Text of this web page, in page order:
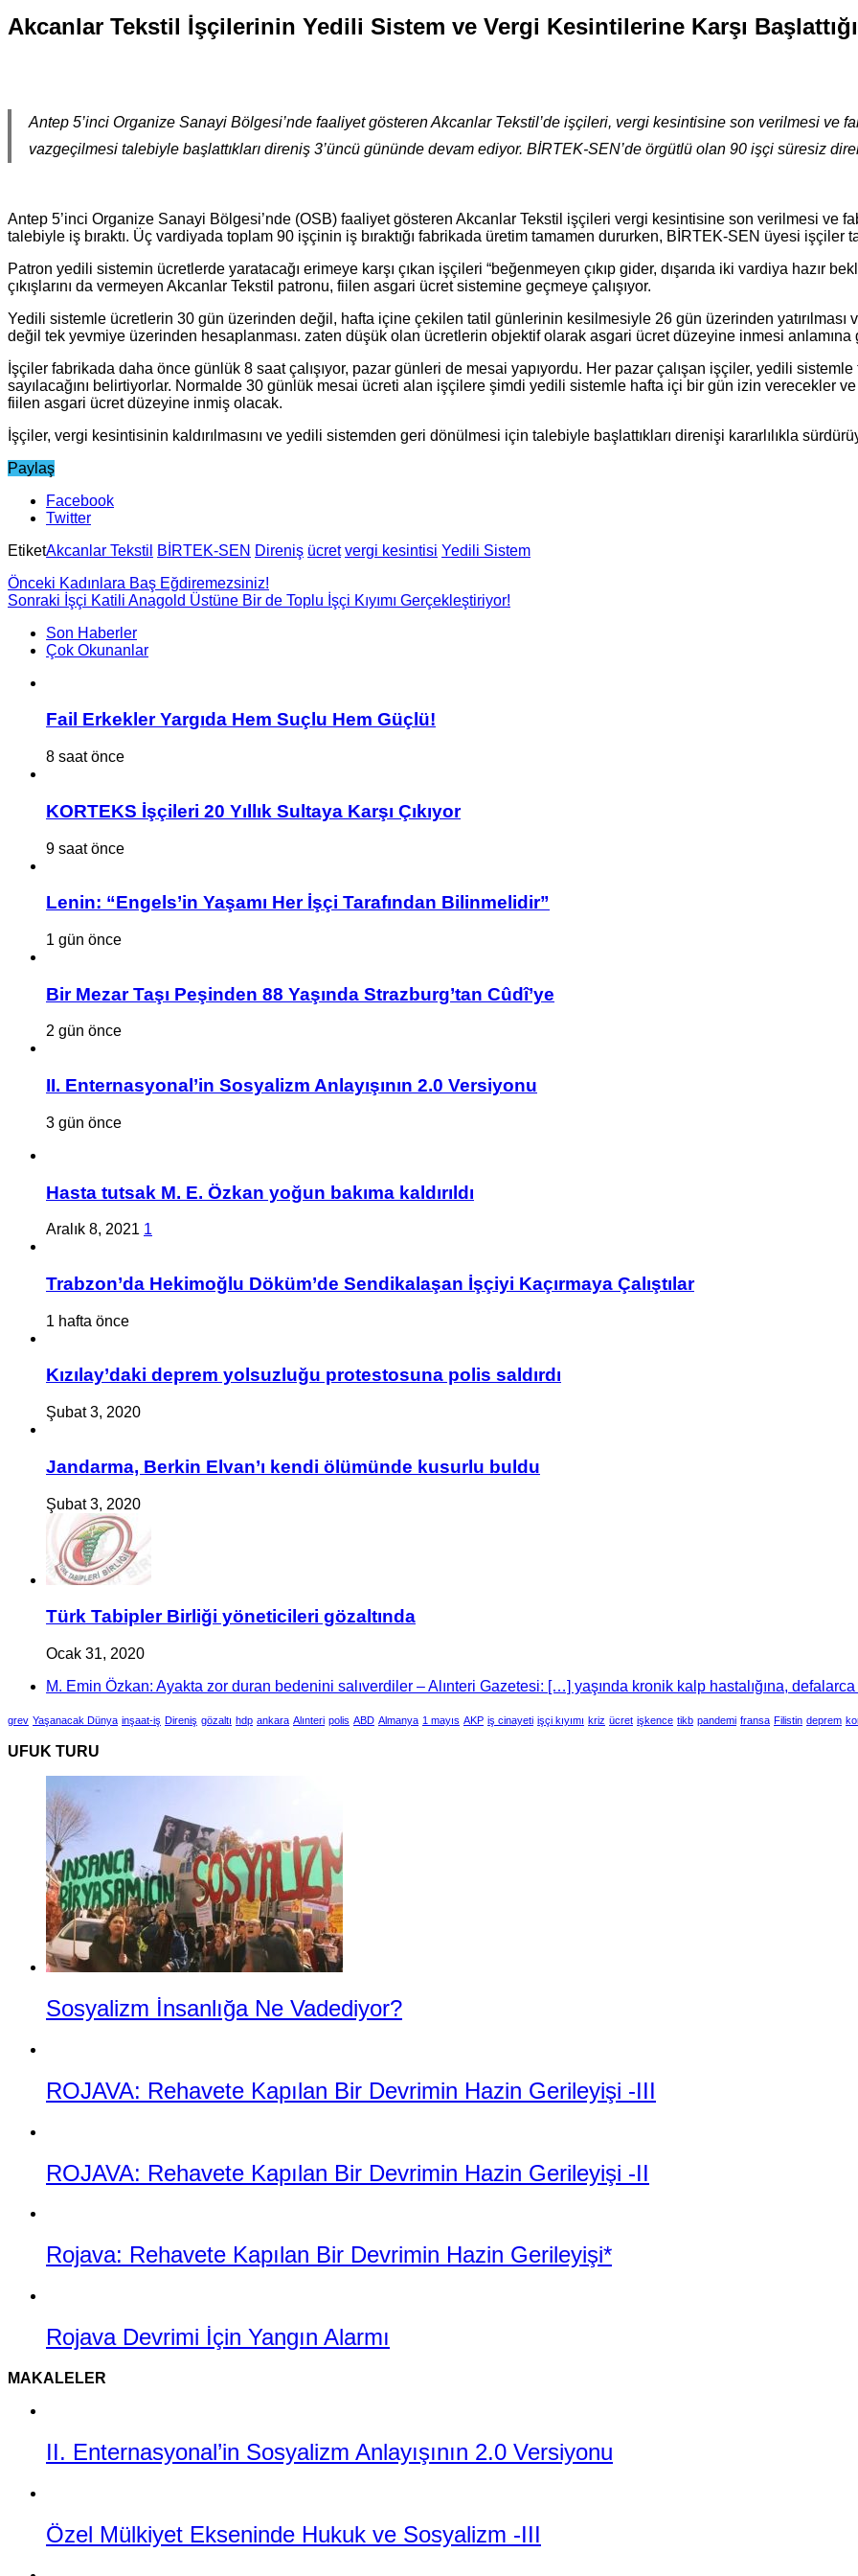
Akcanlar Tekstil İşçilerinin Yedili Sistem ve Vergi Kesintilerine Karşı
Antep 5’inci Organize Sanayi Bölgesi’nde faaliyet gösteren Akcanlar Tekstil’de işçileri, vergi kesintisine son verilmesi ve
vazgeçilmesi talebiyle başlattıkları direniş 3’üncü gününde devam ediyor. BİRTEK-SEN’de örgütlü olan 90 işçi süresiz
Antep 5’inci Organize Sanayi Bölgesi’nde (OSB) faaliyet gösteren Akcanlar Tekstil işçileri vergi kesintisine son verilmesi ve
talebiyle iş bıraktı. Üç vardiyada toplam 90 işçinin iş bıraktığı fabrikada üretim tamamen dururken, BİRTEK-SEN üyesi
Patron yedili sistemin ücretlerde yaratacağı erimeye karşı çıkan işçileri “beğenmeyen çıkıp gider, dışarıda iki vardiya hazır
çıkışlarını da vermeyen Akcanlar Tekstil patronu, fiilen asgari ücret sistemine geçmeye çalışıyor.
Yedili sistemle ücretlerin 30 gün üzerinden değil, hafta içine çekilen tatil günlerinin kesilmesiyle 26 gün üzerinden yatırılması
değil tek yevmiye üzerinden hesaplanması. zaten düşük olan ücretlerin objektif olarak asgari ücret düzeyine inmesi anlamına
İşçiler fabrikada daha önce günlük 8 saat çalışıyor, pazar günleri de mesai yapıyordu. Her pazar çalışan işçiler, yedili
sayılacağını belirtiyorlar. Normalde 30 günlük mesai ücreti alan işçilere şimdi yedili sistemle hafta içi bir gün izin verecekler
fiilen asgari ücret düzeyine inmiş olacak.
İşçiler, vergi kesintisinin kaldırılmasını ve yedili sistemden geri dönülmesi için talebiyle başlattıkları direnişi kararlılıkla
Paylaş
Facebook
Twitter
EtiketAkcanlar Tekstil BİRTEK-SEN Direniş ücret vergi kesintisi Yedili Sistem
Önceki Kadınlara Baş Eğdiremezsiniz!
Sonraki İşçi Katili Anagold Üstüne Bir de Toplu İşçi Kıyımı Gerçekleştiriyor!
Son Haberler
Çok Okunanlar
Fail Erkekler Yargıda Hem Suçlu Hem Güçlü!
8 saat önce
KORTEKS İşçileri 20 Yıllık Sultaya Karşı Çıkıyor
9 saat önce
Lenin: “Engels’in Yaşamı Her İşçi Tarafından Bilinmelidir”
1 gün önce
Bir Mezar Taşı Peşinden 88 Yaşında Strazburg’tan Cûdî’ye
2 gün önce
II. Enternasyonal’in Sosyalizm Anlayışının 2.0 Versiyonu
3 gün önce
Hasta tutsak M. E. Özkan yoğun bakıma kaldırıldı
Aralık 8, 2021 1
Trabzon’da Hekimoğlu Döküm’de Sendikalaşan İşçiyi Kaçırmaya Çalıştılar
1 hafta önce
Kızılay’daki deprem yolsuzluğu protestosuna polis saldırdı
Şubat 3, 2020
Jandarma, Berkin Elvan’ı kendi ölümünde kusurlu buldu
Şubat 3, 2020
Türk Tabipler Birliği yöneticileri gözaltında
Ocak 31, 2020
M. Emin Özkan: Ayakta zor duran bedenini salıverdiler – Alınteri Gazetesi: […] yaşında kronik kalp hastalığına, defalarca
grev Yaşanacak Dünya inşaat-iş Direniş gözaltı hdp ankara Alınteri polis ABD Almanya 1 mayıs AKP iş cinayeti işçi kıyımı kriz ücret işkence tikb pandemi fransa Filistin deprem
UFUK TURU
Sosyalizm İnsanlığa Ne Vadediyor?
ROJAVA: Rehavete Kapılan Bir Devrimin Hazin Gerileyişi -III
ROJAVA: Rehavete Kapılan Bir Devrimin Hazin Gerileyişi -II
Rojava: Rehavete Kapılan Bir Devrimin Hazin Gerileyişi*
Rojava Devrimi İçin Yangın Alarmı
MAKALELER
II. Enternasyonal’in Sosyalizm Anlayışının 2.0 Versiyonu
Özel Mülkiyet Ekseninde Hukuk ve Sosyalizm -III